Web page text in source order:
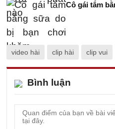
Cô gái tắm
video hài clip hài clip vui
Bình luận